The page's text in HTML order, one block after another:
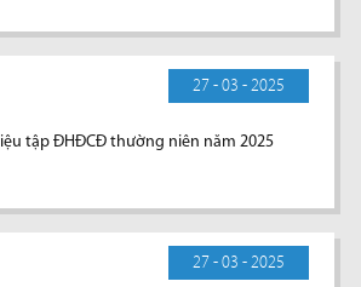
27 - 03 - 2025
tập ĐHĐCĐ thường niên năm 2025
27 - 03 - 2025